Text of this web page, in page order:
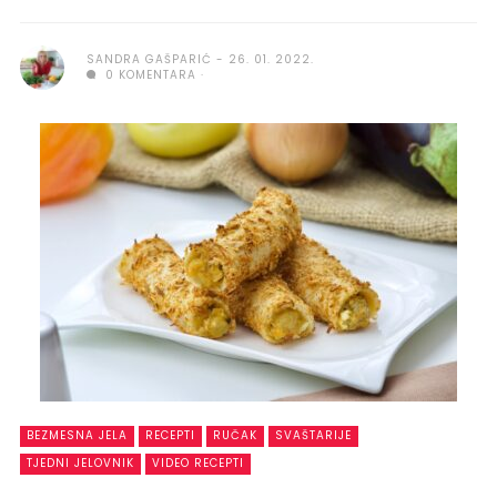
SANDRA GAŠPARIĆ
26. 01. 2022.
0 KOMENTARA
BEZMESNA JELA RECEPTI RUČAK
SVAŠTARIJE
TJEDNI JELOVNIK
VIDEO RECEPTI